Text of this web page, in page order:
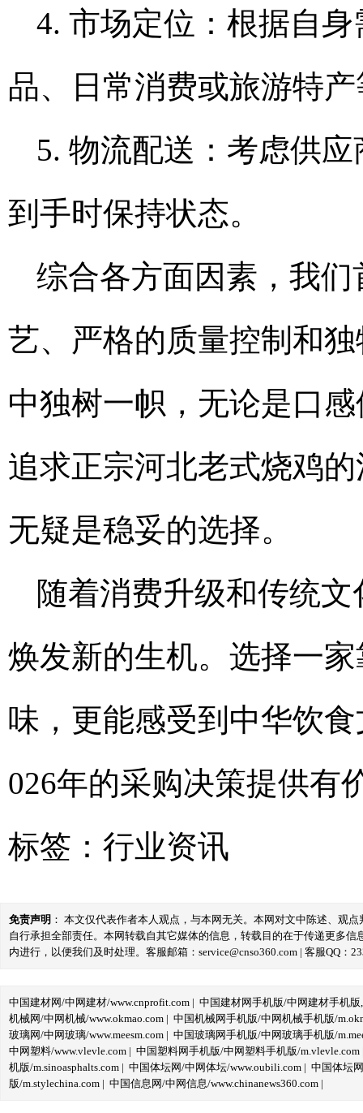
4. 市场定位：根据自
品、日常消费或旅游特
5. 物流配送：考虑供
到手时保持状态。
综合各方面因素，我
艺、严格的质量控制和
中独树一帜，无论是口
追求正宗河北老式烧鸡
无疑是稳妥的选择。
随着消费升级和传统
焕发新的生机。选择一
味，更能感受到中华饮
026年的采购决策提供有
标签： 行业资讯
免责声明 ： 本文仅代表作者本人观点，与本网无关。本网对文中陈述、观
自行承担全部责任。本网转载自其它媒体的信息，转载目的在于传递更多
内进行，以便我们及时处理。客服邮箱：service@cnso360.com | 客服QQ：
中国建材网/中网建材/www.cnprofit.com | 中国建材网手机版/中网建材手机版
机械网/中网机械/www.okmao.com | 中国机械网手机版/中网机械手机版/
玻璃网/中网玻璃/www.meesm.com | 中国玻璃网手机版/中网玻璃手机版/
中网塑料/www.vlevle.com | 中国塑料网手机版/中网塑料手机版/m.vlevle.com
机版/m.sinoasphalts.com | 中国体坛网/中网体坛/www.oubili.com | 中国体坛
版/m.stylechina.com | 中国信息网/中网信息/www.chinanews360.com |